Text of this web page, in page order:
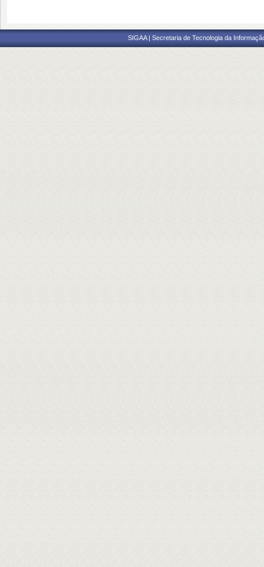
SIGAA | Secretaria de Tecnologia da